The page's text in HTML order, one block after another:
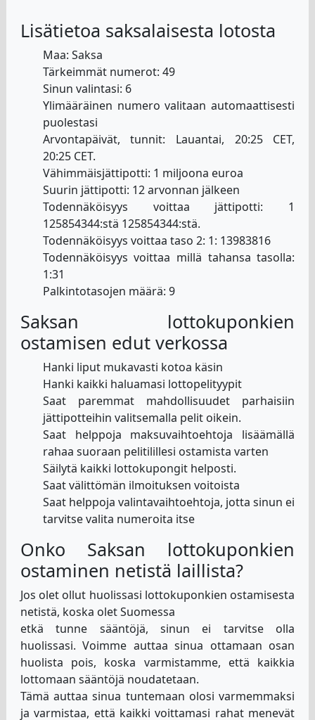
Lisätietoa saksalaisesta lotosta
Maa: Saksa
Tärkeimmät numerot: 49
Sinun valintasi: 6
Ylimääräinen numero valitaan automaattisesti
puolestasi
Arvontapäivät, tunnit: Lauantai, 20:25 CET,
20:25 CET.
Vähimmäisjättipotti: 1 miljoona euroa
Suurin jättipotti: 12 arvonnan jälkeen
Todennäköisyys voittaa jättipotti: 1
125854344:stä 125854344:stä.
Todennäköisyys voittaa taso 2: 1: 13983816
Todennäköisyys voittaa millä tahansa tasolla:
1:31
Palkintotasojen määrä: 9
Saksan lottokuponkien
ostamisen edut verkossa
Hanki liput mukavasti kotoa käsin
Hanki kaikki haluamasi lottopelityypit
Saat paremmat mahdollisuudet parhaisiin
jättipotteihin valitsemalla pelit oikein.
Saat helppoja maksuvaihtoehtoja lisäämällä
rahaa suoraan pelitilillesi ostamista varten
Säilytä kaikki lottokupongit helposti.
Saat välittömän ilmoituksen voitoista
Saat helppoja valintavaihtoehtoja, jotta sinun ei
tarvitse valita numeroita itse
Onko Saksan lottokuponkien
ostaminen netistä laillista?
Jos olet ollut huolissasi lottokuponkien ostamisesta
netistä, koska olet Suomessa
etkä tunne sääntöjä, sinun ei tarvitse olla
huolissasi. Voimme auttaa sinua ottamaan osan
huolista pois, koska varmistamme, että kaikkia
lottomaan sääntöjä noudatetaan.
Tämä auttaa sinua tuntemaan olosi varmemmaksi
ja varmistaa, että kaikki voittamasi rahat menevät